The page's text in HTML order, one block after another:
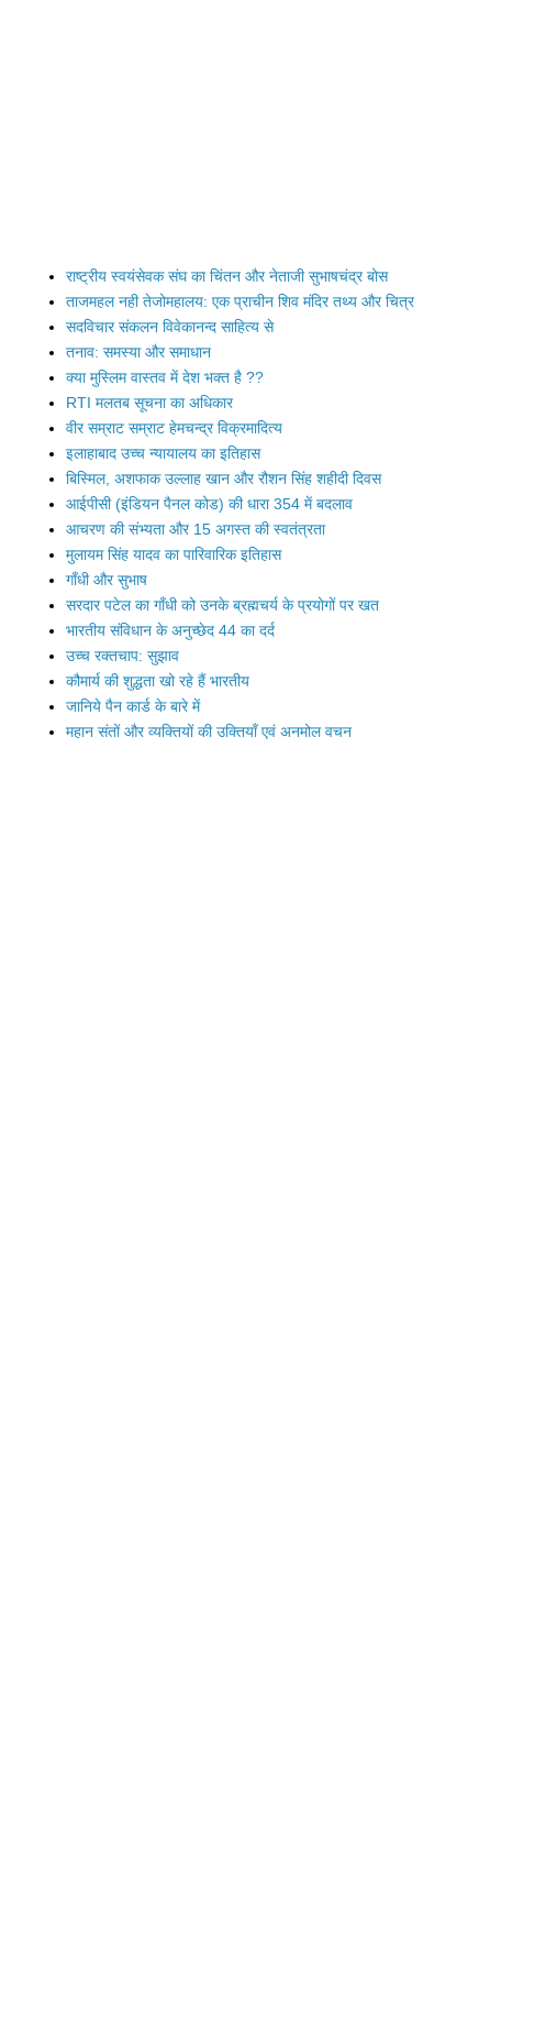
राष्ट्रीय स्वयंसेवक संघ का चिंतन और नेताजी सुभाषचंद्र बोस
ताजमहल नही तेजोमहालय: एक प्राचीन शिव मंदिर तथ्य और चित्र
सदविचार संकलन विवेकानन्द साहित्य से
तनाव: समस्या और समाधान
क्या मुस्लिम वास्तव में देश भक्त है ??
RTI मलतब सूचना का अधिकार
वीर सम्राट सम्राट हेमचन्द्र विक्रमादित्य
इलाहाबाद उच्च न्यायालय का इतिहास
बिस्मिल, अशफाक उल्लाह खान और रौशन सिंह शहीदी दिवस
आईपीसी (इंडियन पैनल कोड) की धारा 354 में बदलाव
आचरण की संभ्यता और 15 अगस्त की स्वतंत्रता
मुलायम सिंह यादव का पारिवारिक इतिहास
गाँधी और सुभाष
सरदार पटेल का गाँधी को उनके ब्रह्मचर्य के प्रयोगों पर खत
भारतीय संविधान के अनुच्छेद 44 का दर्द
उच्च रक्तचाप: सुझाव
कौमार्य की शुद्धता खो रहे हैं भारतीय
जानिये पैन कार्ड के बारे में
महान संतों और व्यक्तियों की उक्तियाँ एवं अनमोल वचन